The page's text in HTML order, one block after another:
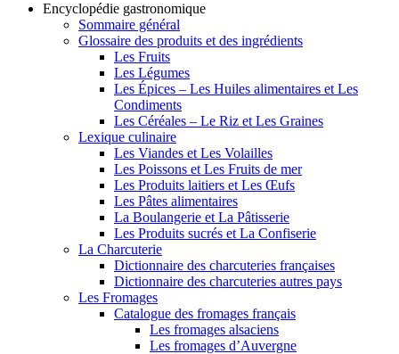
Encyclopédie gastronomique
Sommaire général
Glossaire des produits et des ingrédients
Les Fruits
Les Légumes
Les Épices – Les Huiles alimentaires et Les
Condiments
Les Céréales – Le Riz et Les Graines
Lexique culinaire
Les Viandes et Les Volailles
Les Poissons et Les Fruits de mer
Les Produits laitiers et Les Œufs
Les Pâtes alimentaires
La Boulangerie et La Pâtisserie
Les Produits sucrés et La Confiserie
La Charcuterie
Dictionnaire des charcuteries françaises
Dictionnaire des charcuteries autres pays
Les Fromages
Catalogue des fromages français
Les fromages alsaciens
Les fromages d’Auvergne